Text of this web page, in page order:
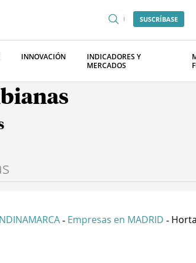
SUSCRÍBASE
INNOVACIÓN
INDICADORES Y
MERCADOS
- Empresas en MADRID -